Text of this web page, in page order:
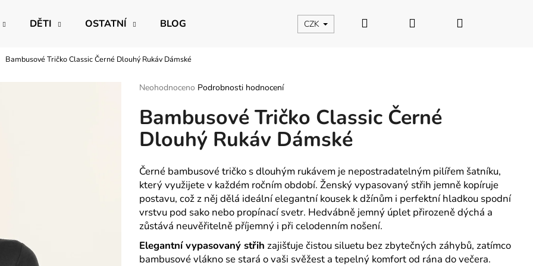
DĚTI OSTATNÍ BLOG CZK Hledat PřihlášeníNákupní
Bambusové Tričko Classic Černé Dlouhý Rukáv Dámské
Průměrné
produktu
je
0,0
z
hvězdiček.
Neohodnoceno Podrobnosti hodnocení
Bambusové Tričko Classic Černé
Dlouhý Rukáv Dámské
Černé bambusové tričko s dlouhým rukávem je nepostradatelným pilířem šatníku,
který využijete v každém ročním období. Ženský vypasovaný střih jemně kopíruje
postavu, což z něj dělá ideální elegantní kousek k džínům i perfektní hladkou spodní
vrstvu pod sako nebo propínací svetr. Hedvábně jemný úplet přirozeně dýchá a
zůstává neuvěřitelně příjemný i při celodenním nošení.
Elegantní vypasovaný střih zajišťuje čistou siluetu bez zbytečných záhybů, zatímco
bambusové vlákno se stará o vaši svěžest a tepelný komfort od rána do večera.
Co potřebujete najít?
HLEDAT